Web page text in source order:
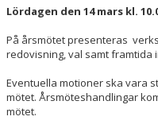
DOKUMENT
BESTÄLL VÅRA KLUBBKLÄDER
Lördagen den 14 mars kl.
På årsmötet presenteras
redovisning, val samt framtida
Eventuella motioner ska vara
mötet. Årsmöteshandlingar
mötet.